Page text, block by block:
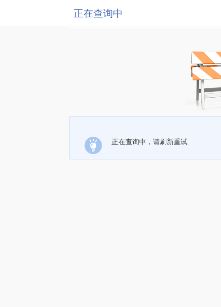
正在查询中
正在查询中，请刷新重试